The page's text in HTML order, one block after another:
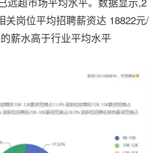
关岗位平均招聘薪资达 18822元/
薪水高于行业平均水平